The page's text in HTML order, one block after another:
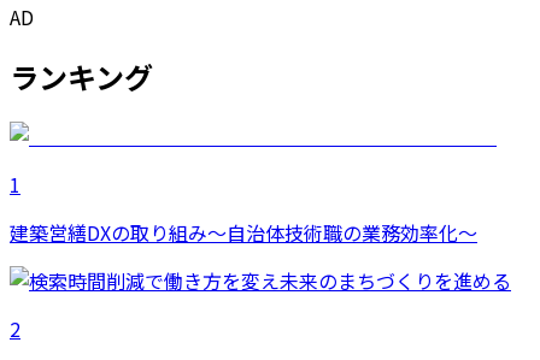
AD
ランキング
1
建築営繕DXの取り組み～自治体技術職の業務効率化～
2